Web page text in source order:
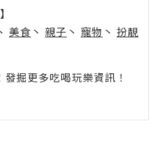
美食 丶 親子 丶 寵物 丶 扮靚
掘更多吃喝玩樂資訊！